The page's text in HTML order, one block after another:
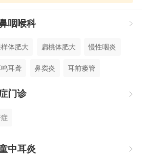
咽喉科 
样体肥大 扁桃体肥大 慢性咽炎
耳聋 鼻窦炎 耳前瘘管
肉
门诊 
中耳炎 